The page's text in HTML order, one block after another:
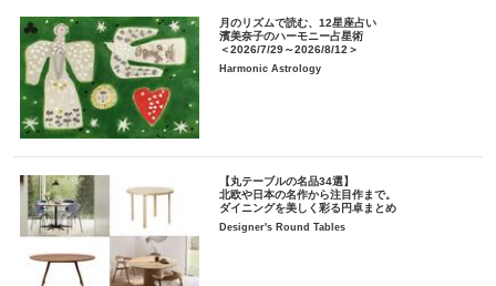
月のリズムで読む、12星座占い
濱美奈子のハーモニー占星術
＜2026/7/29～2026/8/12＞
Harmonic Astrology
【丸テーブルの名品34選】
北欧や日本の名作から注目作まで。
ダイニングを美しく彩る円卓まとめ
Designer's Round Tables